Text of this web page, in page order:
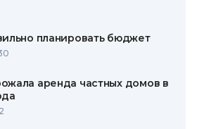
планировать бюджет
аренда частных домов в